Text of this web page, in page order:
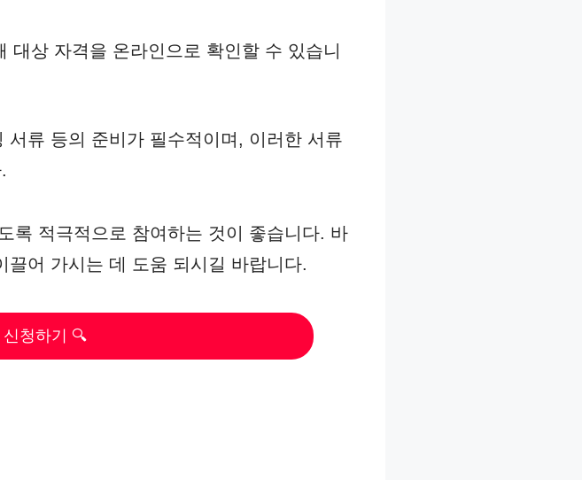
대상 자격을 온라인으로 확인할 수 있습니
류 등의 준비가 필수적이며, 이러한 서류
록 적극적으로 참여하는 것이 좋습니다. 바
어 가시는 데 도움 되시길 바랍니다.
청하기 🔍